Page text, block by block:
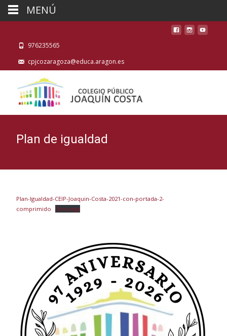
976235565
cpjcozaragoza@educa.aragon.es
Plan de igualdad
Plan-Igualdad-CEIP-Joaquin-Costa-2021-con-portada-2-
comprimido
Descarga
MENÚ